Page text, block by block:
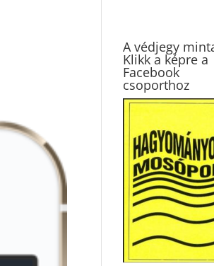
A védjegy
Klikk a képre a
Facebook
csoporthoz